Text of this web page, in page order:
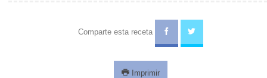
Comparte esta receta
Imprimir